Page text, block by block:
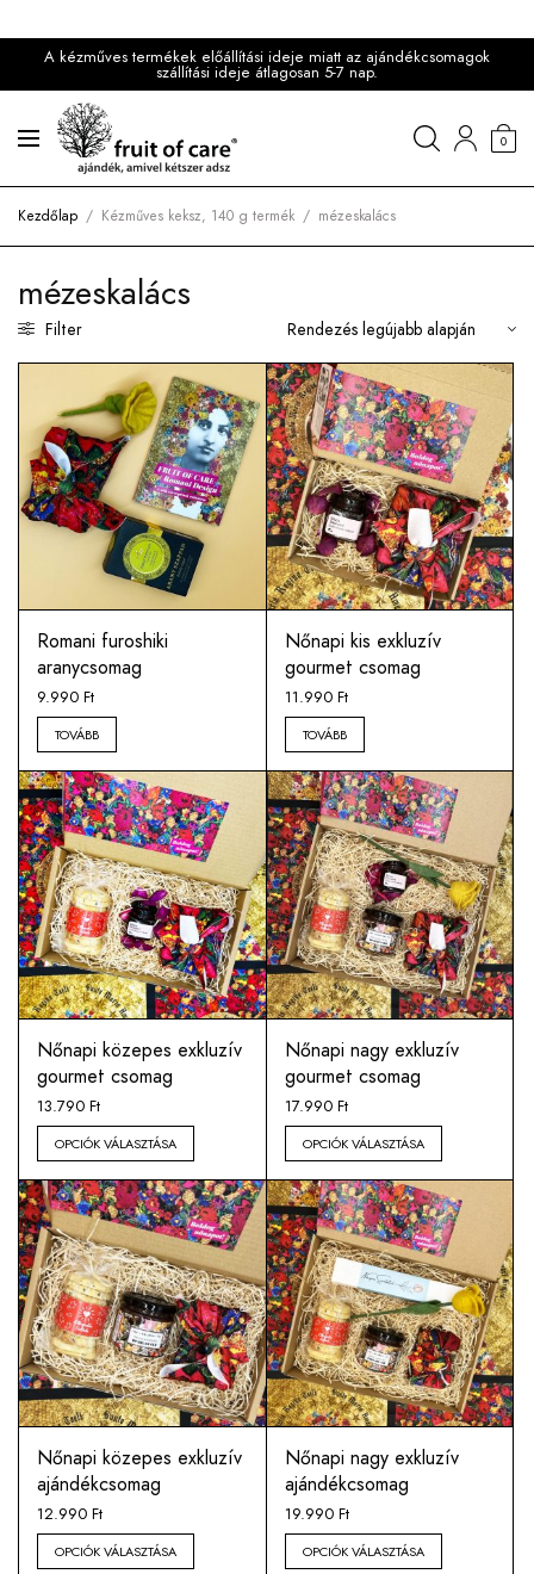
A kézműves termékek előállítási ideje miatt az ajándékcsomagok
szállítási ideje átlagosan 5-7 nap.
0
Kezdőlap / Kézműves keksz, 140 g termék / mézeskalács
mézeskalács
Filter
Romani furoshiki
aranycsomag
9.990 Ft
TOVÁBB
Nőnapi kis exkluzív
gourmet csomag
11.990 Ft
TOVÁBB
Nőnapi közepes exkluzív
gourmet csomag
13.790 Ft
OPCIÓK VÁLASZTÁSA
Nőnapi nagy exkluzív
gourmet csomag
17.990 Ft
OPCIÓK VÁLASZTÁSA
Nőnapi közepes exkluzív
ajándékcsomag
12.990 Ft
OPCIÓK VÁLASZTÁSA
Nőnapi nagy exkluzív
ajándékcsomag
19.990 Ft
OPCIÓK VÁLASZTÁSA